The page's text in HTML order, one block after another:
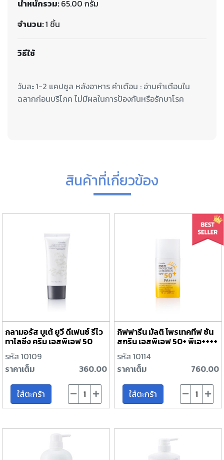
น้ำหนักรวม:65.00 กรัม
จำนวน:1 ชิ้น
วิธีใช้
วันละ 1-2 แคปซูล หลังอาหาร คำเตือน : อ่านคำเตือนใน
ฉลากก่อนบริโภค ไม่มีผลในการป้องกันหรือรักษาโรค
สินค้าที่เกี่ยวข้อง
กลามอรัส บูเต้ ยูวี ดีเฟนซ์ รีไว
ทาไลซิ่ง ครีม เอสพีเอฟ 50
พีเอ+++
รหัส 10109
ราคาเต็ม
360.00
ใส่ตะกร้า
กิฟฟารีน มัลติ โพรเทคทีฟ ซัน
สกรีน เอสพีเอฟ 50+ พีเอ++++
รหัส 10114
ราคาเต็ม
760.00
ใส่ตะกร้า